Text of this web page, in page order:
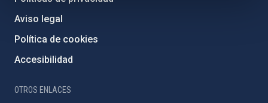
Aviso legal
Política de cookies
Accesibilidad
OTROS ENLACES